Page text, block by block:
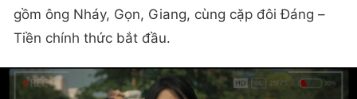
gồm ông Nháy, Gọn, Giang, cùng cặp đôi Đáng –
Tiền chính thức bắt đầu.